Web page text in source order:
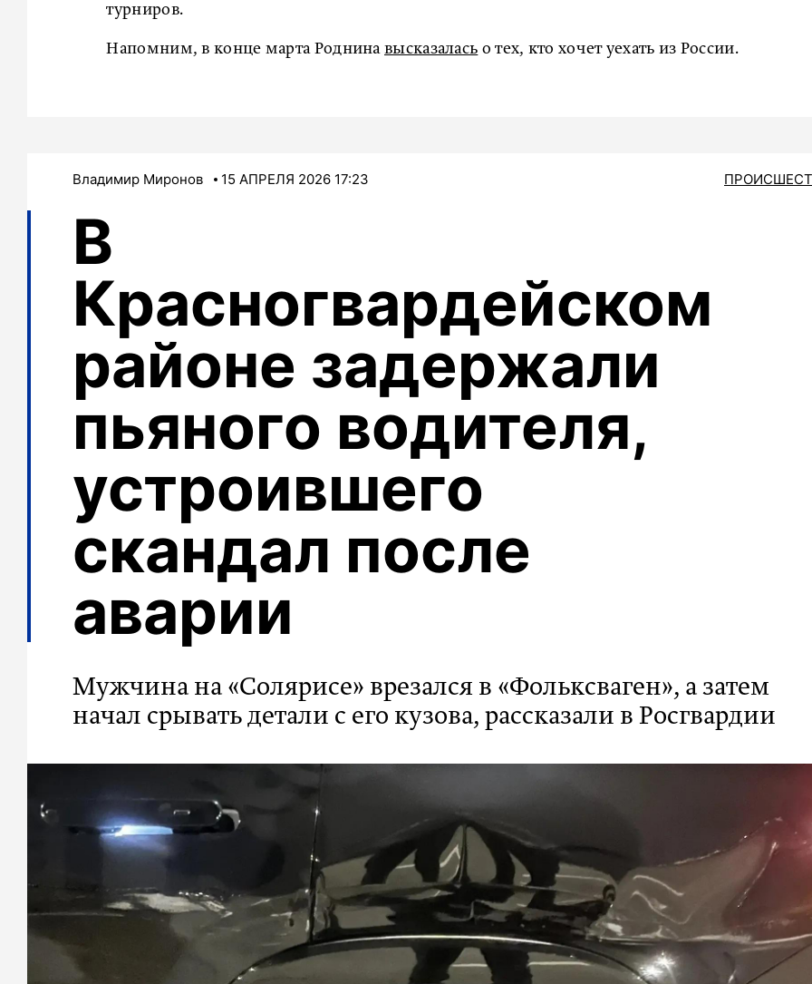
турниров.
Напомним, в конце марта Роднинавысказалась о тех, кто хочет уехать из России.
Владимир Миронов 15 АПРЕЛЯ 2026 17:23
В
Красногвардейском
районе задержали
пьяного водителя,
устроившего
скандал после
аварии
Мужчина на «Солярисе» врезался в «Фольксваген», а затем
начал срывать детали с его кузова, рассказали в Росгвардии